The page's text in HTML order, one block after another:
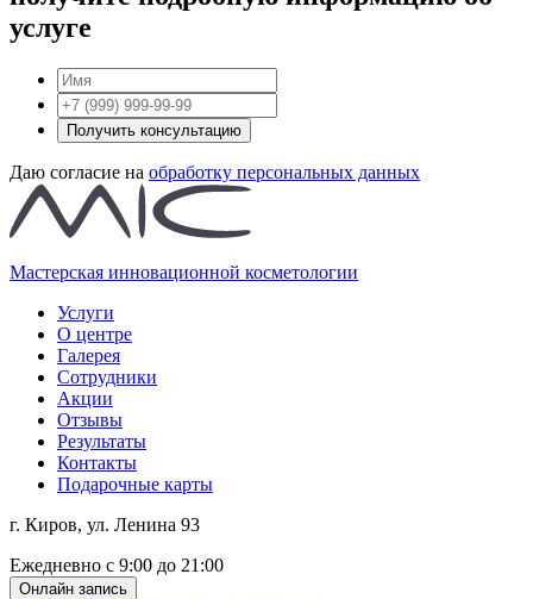
услуге
Получить консультацию
Даю согласие на обработку персональных данных
Мастерская инновационной косметологии
Услуги
О центре
Галерея
Сотрудники
Акции
Отзывы
Результаты
Контакты
Подарочные карты
г. Киров, ул. Ленина 93
Ежедневно с 9:00 до 21:00
Онлайн запись